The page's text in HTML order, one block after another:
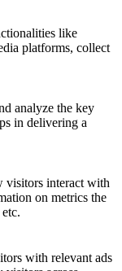
like
platforms, collect
analyze the key
in delivering a
visitors interact with
on metrics the
with relevant ads